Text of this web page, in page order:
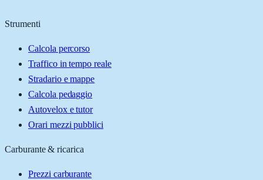
Strumenti
Calcola percorso
Traffico in tempo reale
Stradario e mappe
Calcola pedaggio
Autovelox e tutor
Orari mezzi pubblici
Carburante & ricarica
Prezzi carburante